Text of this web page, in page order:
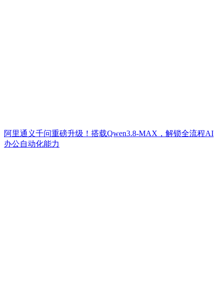
阿里通义千问重磅升级！搭载Qwen3.8-MAX，解锁全流程AI
办公自动化能力